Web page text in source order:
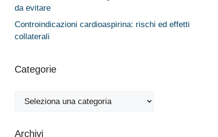
da evitare
Controindicazioni cardioaspirina: rischi ed effetti
collaterali
Categorie
Categorie
Archivi